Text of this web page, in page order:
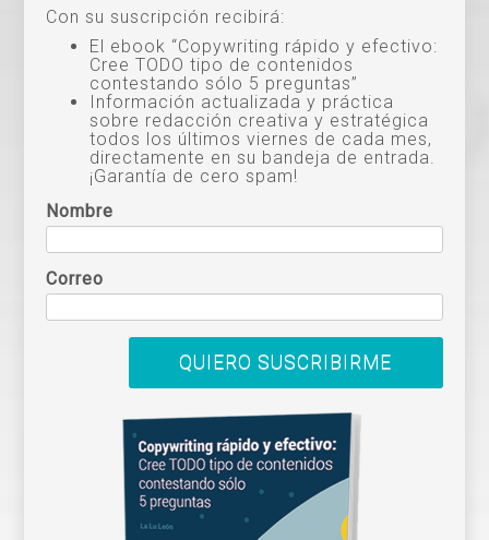
Con su suscripción recibirá:
El ebook “Copywriting rápido y efectivo:
Cree TODO tipo de contenidos
contestando sólo 5 preguntas”
Información actualizada y práctica
sobre redacción creativa y estratégica
todos los últimos viernes de cada mes,
directamente en su bandeja de entrada.
¡Garantía de cero spam!
Nombre
Correo